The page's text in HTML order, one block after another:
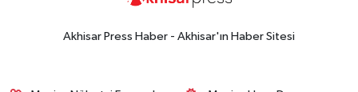
14:40
Akhisar Press Haber - Akhisar'ın Haber Sitesi